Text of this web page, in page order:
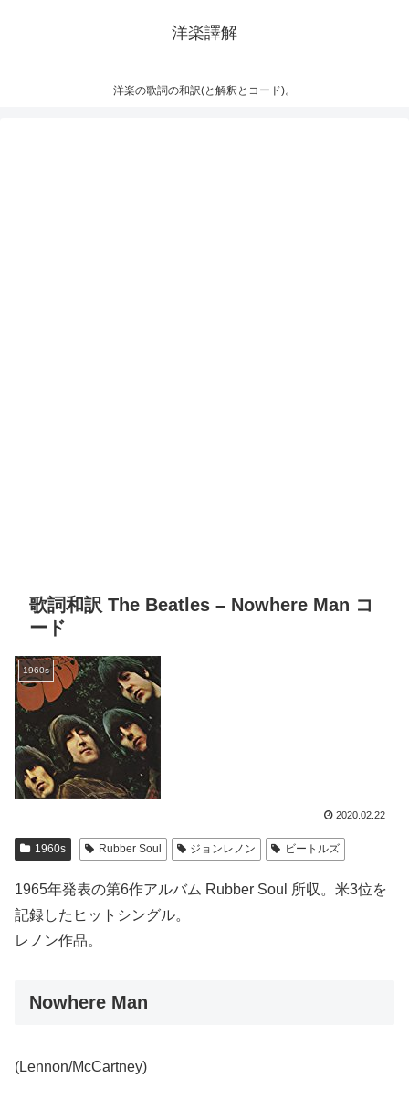
洋楽譯解
洋楽の歌詞の和訳(と解釈とコード)。
歌詞和訳 The Beatles – Nowhere Man コ
ード
1960s
2020.02.22
1960s Rubber Soul ジョンレノン ビートルズ
1965年発表の第6作アルバム Rubber Soul 所収。米3位を
記録したヒットシングル。
レノン作品。
Nowhere Man
(Lennon/McCartney)